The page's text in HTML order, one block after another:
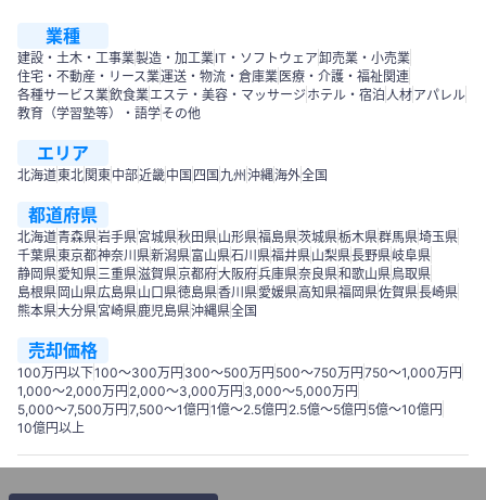
業種
建設・土木・工事業製造・加工業IT・ソフトウェア卸売業・小売業
住宅・不動産・リース業運送・物流・倉庫業医療・介護・福祉関連
各種サービス業飲食業エステ・美容・マッサージ ホテル・宿泊 人材アパレル
教育（学習塾等）・語学その他
エリア
北海道東北関東中部近畿中国 四国 九州沖縄海外全国
都道府県
北海道青森県岩手県宮城県秋田県山形県福島県茨城県栃木県群馬県埼玉県
千葉県東京都神奈川県新潟県富山県石川県福井県山梨県長野県岐阜県
静岡県愛知県三重県滋賀県京都府大阪府兵庫県奈良県和歌山県鳥取県
島根県岡山県広島県山口県徳島県香川県愛媛県高知県福岡県佐賀県長崎県
熊本県大分県宮崎県鹿児島県沖縄県全国
売却価格
100万円以下100〜300万円 300〜500万円 500～750万円750〜1,000万円
1,000～2,000万円 2,000～3,000万円 3,000～5,000万円
5,000～7,500万円7,500～1億円1億～2.5億円 2.5億～5億円 5億～10億円
10億円以上